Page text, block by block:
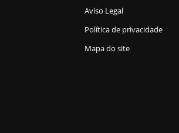
Aviso Legal
Política de privacidade
Mapa do site